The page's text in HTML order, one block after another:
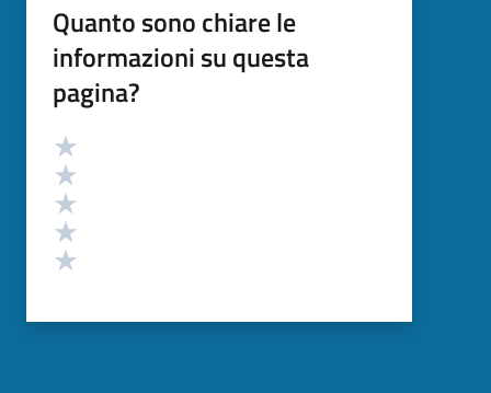
Quanto sono chiare le
informazioni su questa
pagina?
Valutazione